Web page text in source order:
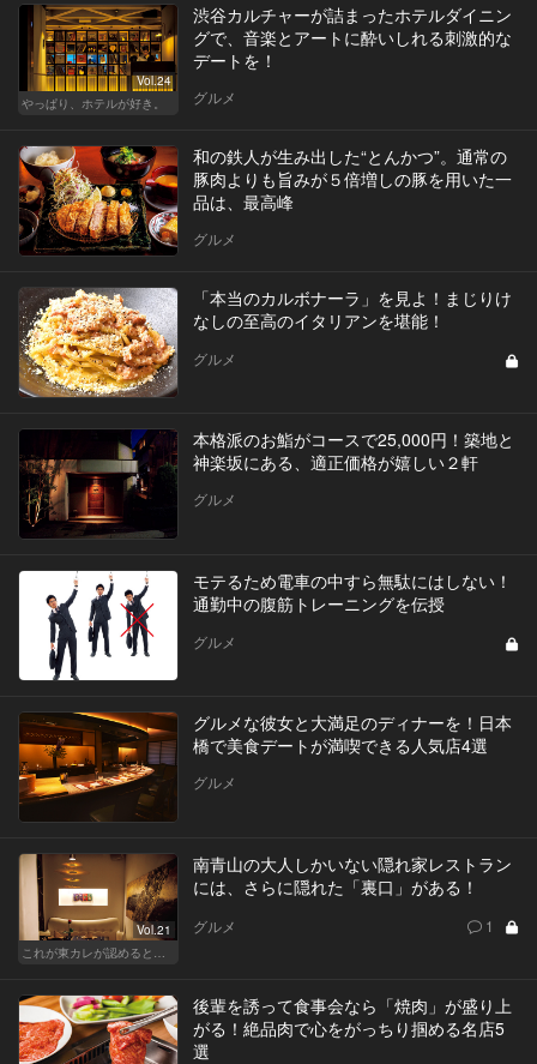
Vol.24
やっぱり、ホテルが好き。
渋谷カルチャーが詰まったホテルダイニン
グで、音楽とアートに酔いしれる刺激的な
デートを！
グルメ
和の鉄人が生み出した“とんかつ”。通常の
豚肉よりも旨みが５倍増しの豚を用いた一
品は、最高峰
グルメ
「本当のカルボナーラ」を見よ！まじりけ
なしの至高のイタリアンを堪能！
グルメ
本格派のお鮨がコースで25,000円！築地と
神楽坂にある、適正価格が嬉しい２軒
グルメ
モテるため電車の中すら無駄にはしない！
通勤中の腹筋トレーニングを伝授
グルメ
グルメな彼女と大満足のディナーを！日本
橋で美食デートが満喫できる人気店4選
グルメ
Vol.21
南青山の大人しかいない隠れ家レストラン
には、さらに隠れた「裏口」がある！
グルメ 1
後輩を誘って食事会なら「焼肉」が盛り上
がる！絶品肉で心をがっちり掴める名店5
選